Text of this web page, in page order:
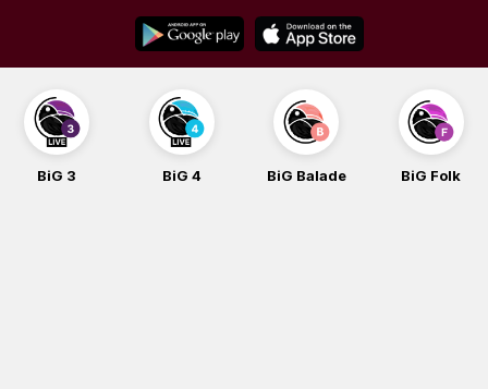
content
BiG 3 BiG 4 BiG Balade BiG Folk